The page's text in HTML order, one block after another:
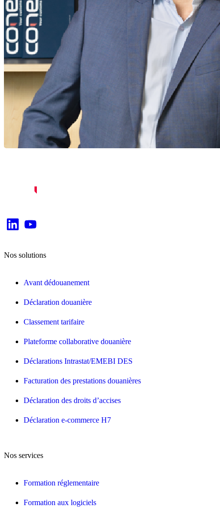
Nos solutions
Avant dédouanement
Déclaration douanière
Classement tarifaire
Plateforme collaborative douanière
Déclarations Intrastat/EMEBI DES
Facturation des prestations douanières
Déclaration des droits d’accises
Déclaration e-commerce H7
Nos services
Formation réglementaire
Formation aux logiciels